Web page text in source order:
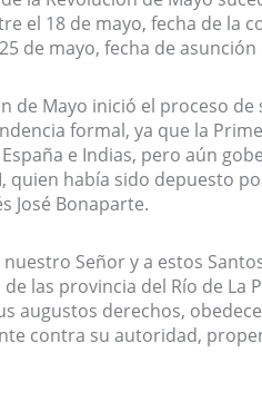
el 18 de mayo, fecha de la
de mayo, fecha de
de Mayo inició el proceso
formal, ya que la
España e Indias, pero aún
quien había sido depuesto
José Bonaparte.
nuestro Señor y a estos
las provincia del Río de La
augustos derechos,
contra su autoridad,